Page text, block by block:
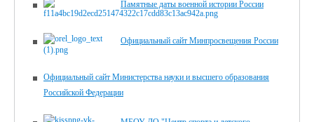
Памятные даты военной истории России
Официальный сайт Минпросвещения России
Официальный сайт Министерства науки и высшего образования
Российской Федерации